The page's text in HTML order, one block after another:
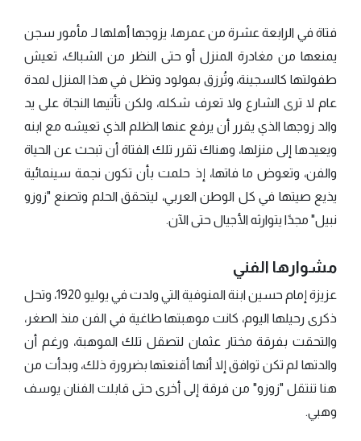
فتاة في الرابعة عشرة من عمرها، يزوجها أهلها لـ مأمور سجن
يمنعها من مغادرة المنزل أو حتى النظر من الشباك، تعيش
طفولتها كالسجينة، وتُرزق بمولود وتظل في هذا المنزل لمدة
عام لا ترى الشارع ولا تعرف شكله، ولكن تأتيها النجاة على يد
والد زوجها الذي يقرر أن يرفع عنها الظلم الذي تعيشه مع ابنه
ويعيدها إلى منزلها، وهناك تقرر تلك الفتاة أن تبحث عن الحياة
والفن، وتعوض ما فاتها، إذ حلمت بأن تكون نجمة سينمائية
يذيع صيتها في كل الوطن العربي، ليتحقق الحلم وتصنع "زوزو
نبيل" مجدًا يتوارثه الأجيال حتى الآن.
مشوارها الفني
عزيزة إمام حسين ابنة المنوفية التي ولدت في يوليو 1920، وتحل
ذكرى رحيلها اليوم، كانت موهبتها طاغية في الفن منذ الصغر،
والتحقت بفرقة مختار عثمان لتصقل تلك الموهبة، ورغم أن
والدتها لم تكن توافق إلا أنها أقنعتها بضرورة ذلك، وبدأت من
هنا تنتقل "زوزو" من فرقة إلى أخرى حتى قابلت الفنان يوسف
وهبي.